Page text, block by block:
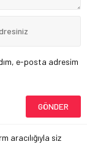
e-posta adresim
aracılığıyla siz